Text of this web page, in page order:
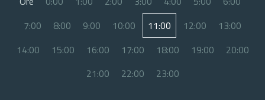
7:00
8:00 9:00 10:00 11:00 12:00
13:00
14:00
15:00 16:00 17:00 18:00 19:00
20:00
21:00
22:00 23:00